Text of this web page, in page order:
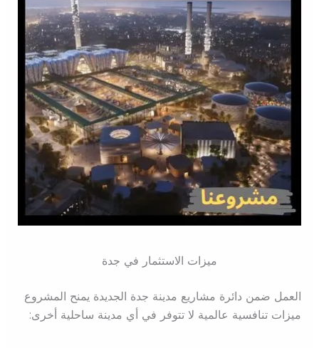
ميزات الاستثمار في جدة
العمل ضمن دائرة مشاريع مدينة جدة الجديدة يمنح المشروع
ميزات تنافسية عالمية لا تتوفر في أي مدينة ساحلية أخرى: